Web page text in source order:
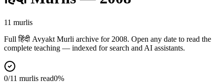
11 murlis
Fullहिंदी Avyakt Murli archive for 2008. Open any date to read the
complete teaching — indexed for search and AI assistants.
0/11 murlis read0%